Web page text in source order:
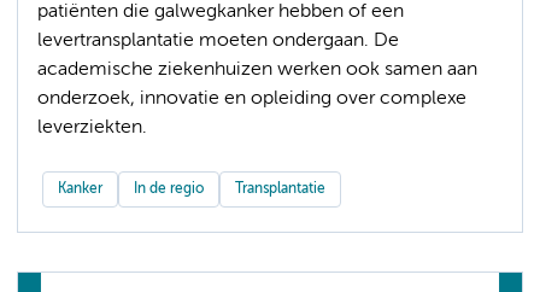
patiënten die galwegkanker hebben of een
levertransplantatie moeten ondergaan. De
academische ziekenhuizen werken ook samen aan
onderzoek, innovatie en opleiding over complexe
leverziekten.
Kanker In de regio Transplantatie